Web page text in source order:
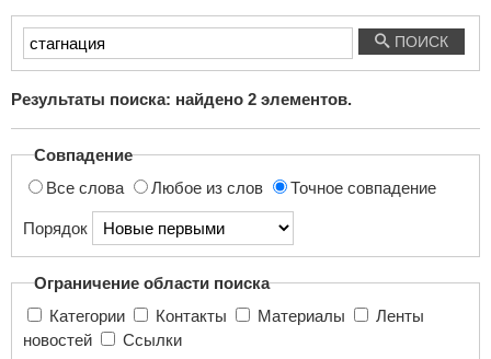
Введите
текст
поиска...
ПОИСК
Результаты поиска: найдено 2 элементов.
Совпадение
Все слова
Любое из слов Точное совпадение
Порядок
Ограничение области поиска
Категории
Контакты Материалы
новостей
Ссылки